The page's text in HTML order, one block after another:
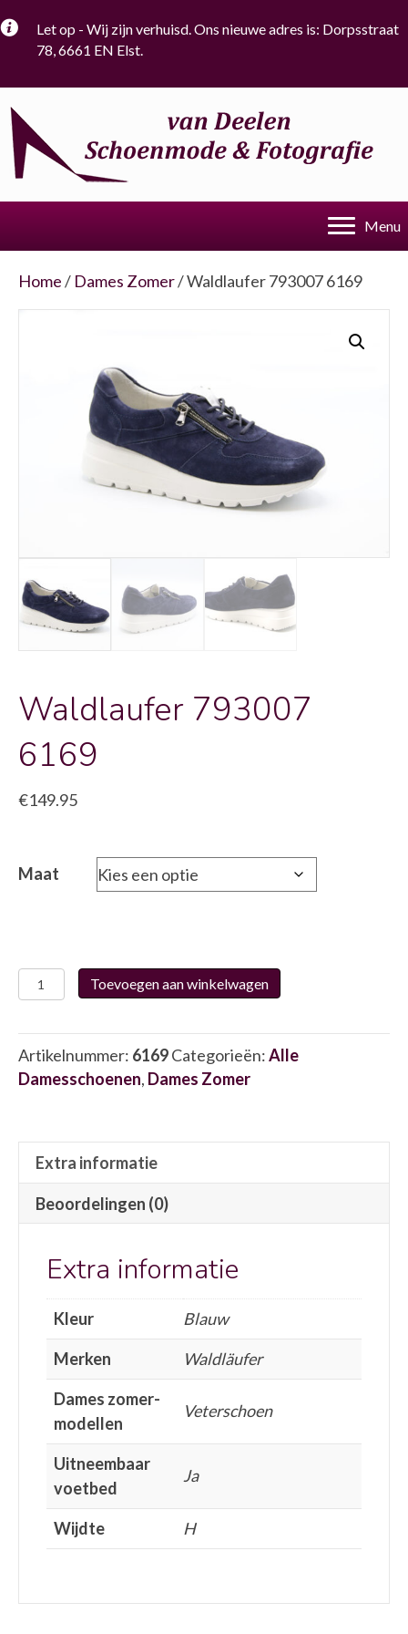
Let op - Wij zijn verhuisd. Ons nieuwe adres is: Dorpsstraat
78, 6661 EN Elst.
Menu
Home/ Dames Zomer/ Waldlaufer 793007 6169
Waldlaufer 793007
6169
€149.95
Maat
Waldlaufer
793007
aantal
Toevoegen aan winkelwagen
Artikelnummer: 6169Categorieën:Alle
Damesschoenen, Dames Zomer
Extra informatie
Beoordelingen (0)
Extra informatie
Kleur
Blauw
Merken
Waldläufer
Dames zomer-
modellen
Veterschoen
Uitneembaar
voetbed
Ja
Wijdte H